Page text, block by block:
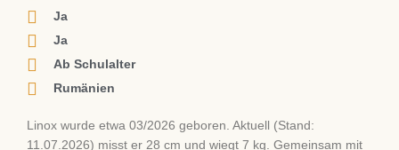
Ja
Ja
Ab Schulalter
Rumänien
Linox wurde etwa 03/2026 geboren. Aktuell (Stand:
11.07.2026) misst er 28 cm und wiegt 7 kg. Gemeinsam mit